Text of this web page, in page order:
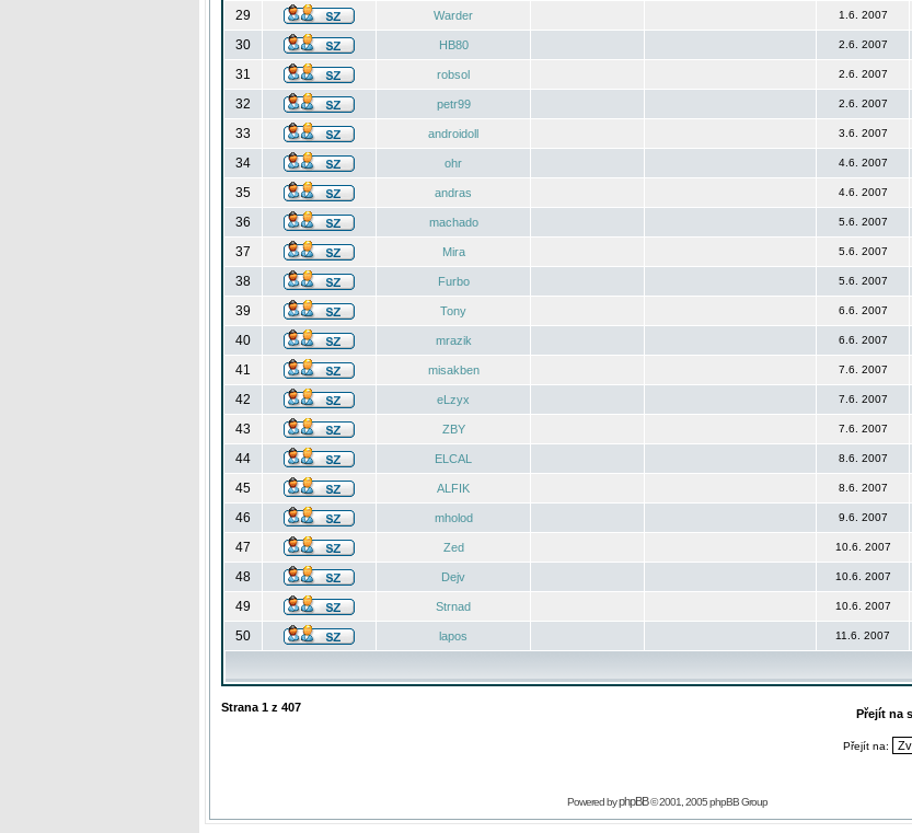
29
Warder 1.6. 2007
30
HB80 2.6. 2007
31
robsol 2.6. 2007
32
petr99 2.6. 2007
33
androidoll 3.6. 2007
34
ohr 4.6. 2007
35
andras 4.6. 2007
36
machado 5.6. 2007
37
Mira 5.6. 2007
38
Furbo 5.6. 2007
39
Tony 6.6. 2007
40
mrazik 6.6. 2007
41
misakben 7.6. 2007
42
eLzyx 7.6. 2007
43
ZBY 7.6. 2007
44
ELCAL 8.6. 2007
45
ALFIK 8.6. 2007
46
mholod 9.6. 2007
47
Zed 10.6. 2007
48
Dejv 10.6. 2007
49
Strnad 10.6. 2007
50
lapos 11.6. 2007
Strana 1 z 407 Přejít na
Přejít na:
Powered byphpBB© 2001, 2005 phpBB Group